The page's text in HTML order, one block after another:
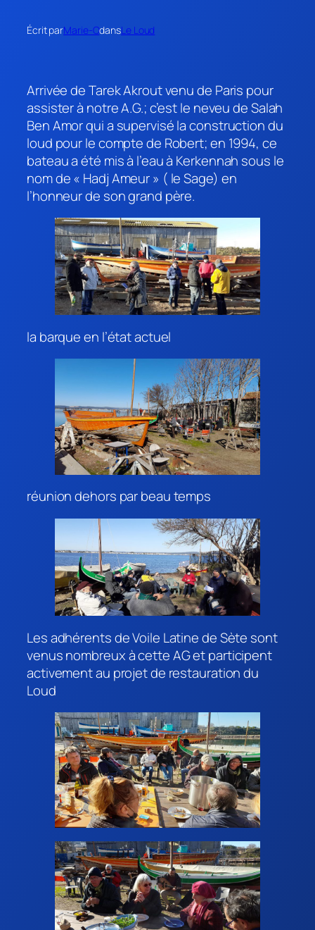
Écrit parMarie-OdansLe Loud
Arrivée de Tarek Akrout venu de Paris pour
assister à notre A.G.; c’est le neveu de Salah
Ben Amor qui a supervisé la construction du
loud pour le compte de Robert; en 1994, ce
bateau a été mis à l’eau à Kerkennah sous le
nom de « Hadj Ameur » ( le Sage) en
l’honneur de son grand père.
la barque en l’état actuel
réunion dehors par beau temps
Les adhérents de Voile Latine de Sète sont
venus nombreux à cette AG et participent
activement au projet de restauration du
Loud